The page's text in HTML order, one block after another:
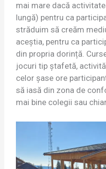
mai mare dacă
lungă) pentru ca
străduim să creăm
aceștia, pentru ca
din propria dorință.
jocuri tip ștafetă,
celor șase ore
să iasă din zona de
mai bine colegii sau chiar